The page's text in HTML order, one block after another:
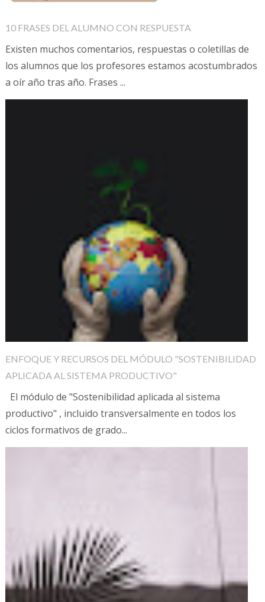
10 FRASES DEL ALUMNO CON RESPUESTA
Existen muchos comentarios, respuestas o coletillas de
los alumnos que los profesores estamos acostumbrados
a oír año tras año. Frases ...
ENFOQUE Y RECURSOS DEL MÓDULO "SOSTENIBILIDAD
APLICADA AL SISTEMA PRODUCTIVO"
El módulo de "Sostenibilidad aplicada al sistema
productivo" , incluido transversalmente en todos los
ciclos formativos de grado...